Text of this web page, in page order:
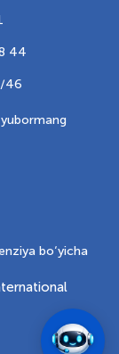
44
46
bo‘yicha